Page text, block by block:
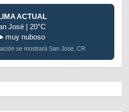
ACTUAL
José | 20°C
muy nuboso
se mostrará San José, CR